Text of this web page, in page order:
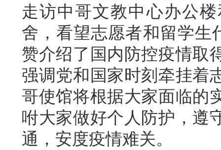
走访中哥文教中心办公
舍，看望志愿者和留学生
赞介绍了国内防控疫情取
强调党和国家时刻牵挂着
哥使馆将根据大家面临的
咐大家做好个人防护，遵
通，安度疫情难关。